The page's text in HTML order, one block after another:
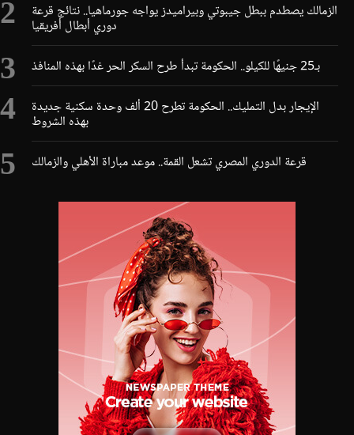
الزمالك يصطدم ببطل جيبوتي وبيراميدز يواجه جورماهيا.. نتائج قرعة
دوري أبطال أفريقيا
بـ25 جنيهًا للكيلو.. الحكومة تبدأ طرح السكر الحر غدًا بهذه المنافذ
الإيجار بدل التمليك.. الحكومة تطرح 20 ألف وحدة سكنية جديدة
بهذه الشروط
قرعة الدوري المصري تشعل القمة.. موعد مباراة الأهلي والزمالك